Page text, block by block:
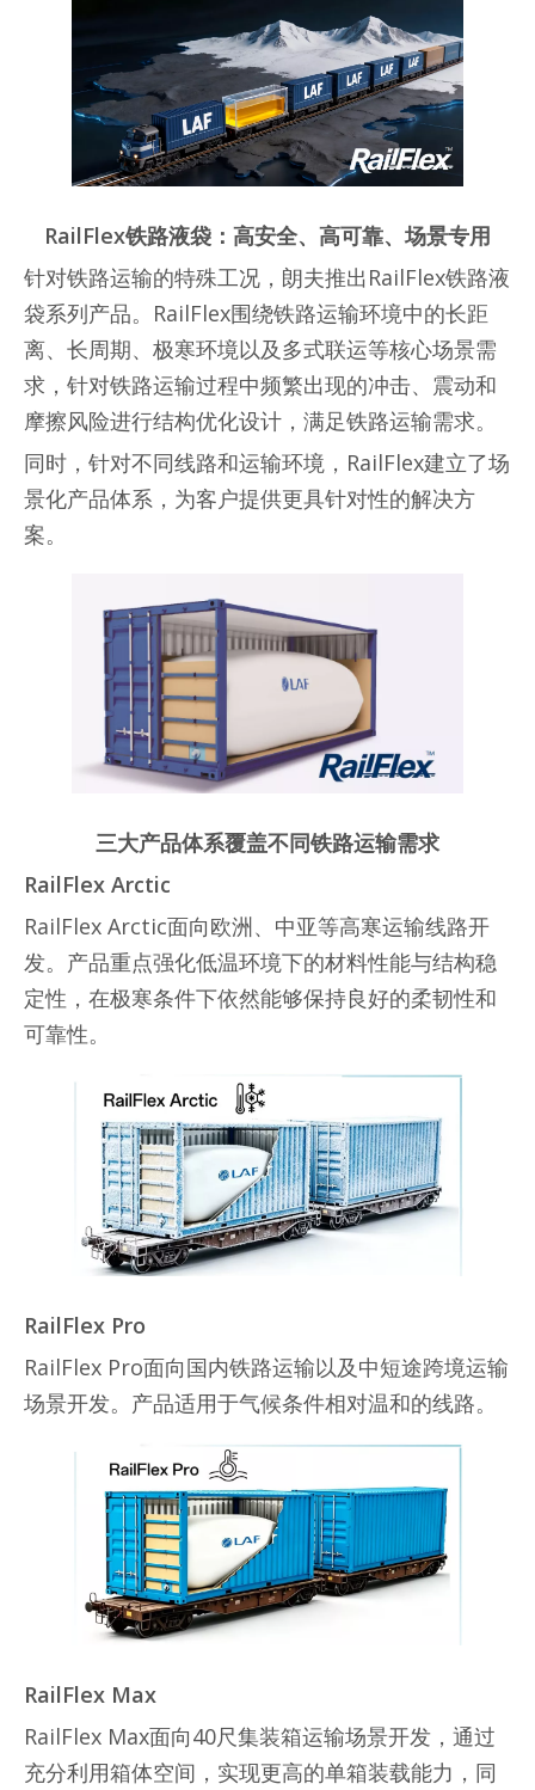
RailFlex铁路液袋：高安全、高可靠、场景专用
针对铁路运输的特殊工况，朗夫推出RailFlex铁路液
袋系列产品。RailFlex围绕铁路运输环境中的长距
离、长周期、极寒环境以及多式联运等核心场景需
求，针对铁路运输过程中频繁出现的冲击、震动和
摩擦风险进行结构优化设计，满足铁路运输需求。
同时，针对不同线路和运输环境，RailFlex建立了场
景化产品体系，为客户提供更具针对性的解决方
案。
三大产品体系覆盖不同铁路运输需求
RailFlex Arctic
RailFlex Arctic面向欧洲、中亚等高寒运输线路开
发。产品重点强化低温环境下的材料性能与结构稳
定性，在极寒条件下依然能够保持良好的柔韧性和
可靠性。
RailFlex Pro
RailFlex Pro面向国内铁路运输以及中短途跨境运输
场景开发。产品适用于气候条件相对温和的线路。
RailFlex Max
RailFlex Max面向40尺集装箱运输场景开发，通过
充分利用箱体空间，实现更高的单箱装载能力，同